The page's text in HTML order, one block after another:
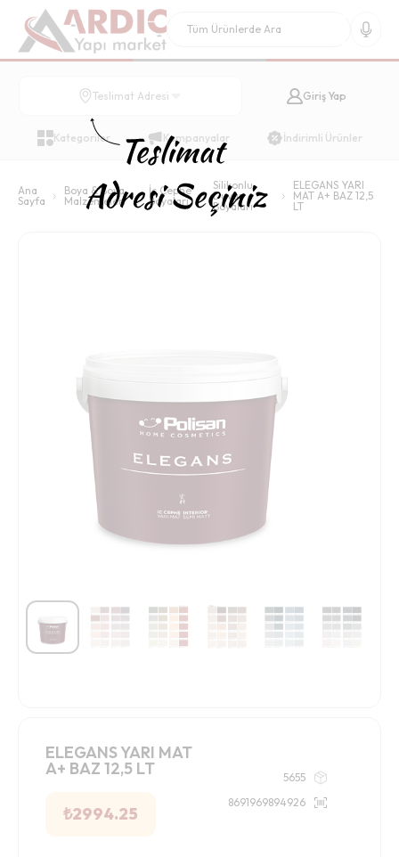
Teslimat Adresi Giriş Yap
Kategoriler Kampanyalar İndirimli Ürünler
Ana
Sayfa
Boya & Boya
Malzemeleri
İç Cephe
Boyaları
Silikonlu
Duvar
Boyaları
ELEGANS YARI
MAT A+ BAZ 12,5
LT
ELEGANS YARI MAT
A+ BAZ 12,5 LT
₺2994.25
5655
8691969894926